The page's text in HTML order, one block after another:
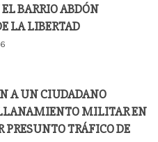
BARRIO ABDÓN
LA LIBERTAD
A UN CIUDADANO
MILITAR EN
PRESUNTO TRÁFICO DE